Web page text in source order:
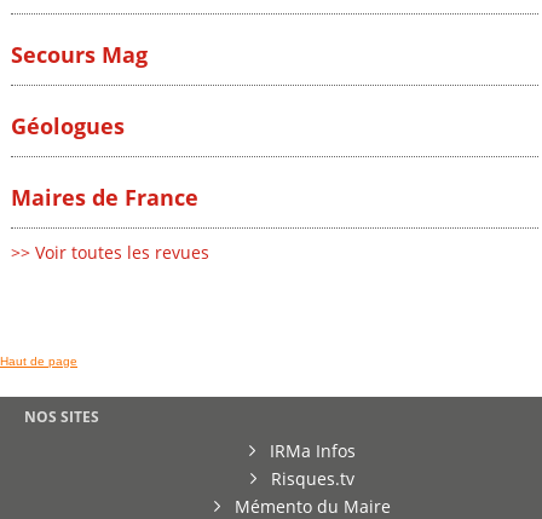
Secours Mag
Géologues
Maires de France
>> Voir toutes les revues
Haut de page
NOS SITES
IRMa Infos
Risques.tv
Mémento du Maire